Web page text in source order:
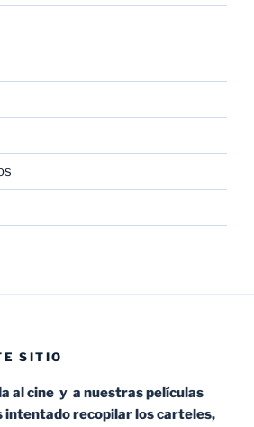
SITIO
al cine y a nuestras películas
intentado recopilar los carteles,